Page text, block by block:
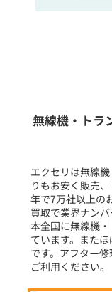
フリ
無線機・トラ
エクセリは無線
りもお安く販売
年で7万社以上の
買取で業界ナン
本全国に無線機
ています。また
です。アフター
ご利用ください。